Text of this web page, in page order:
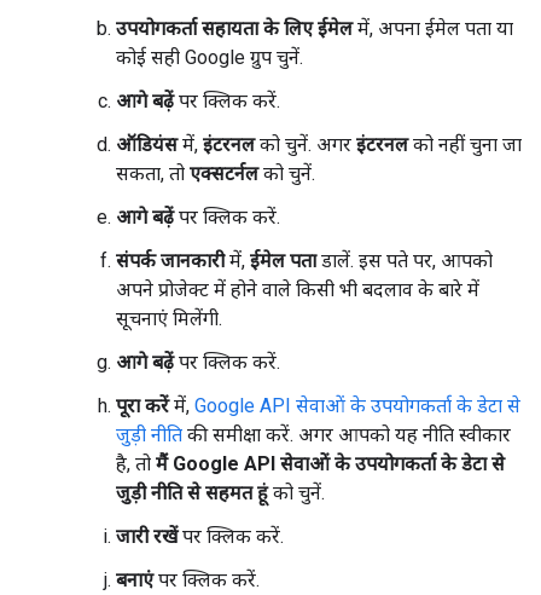
उपयोगकर्ता सहायता के लिए ईमेलमें, अपना ईमेल पता या
कोई सही Google ग्रुप चुनें.
आगे बढ़ेंपर क्लिक करें.
ऑडियंसमें, इंटरनलको चुनें. अगर इंटरनलको नहीं चुना जा
सकता, तो एक्सटर्नलको चुनें.
आगे बढ़ेंपर क्लिक करें.
संपर्क जानकारीमें, ईमेल पताडालें. इस पते पर, आपको
अपने प्रोजेक्ट में होने वाले किसी भी बदलाव के बारे में
सूचनाएं मिलेंगी.
आगे बढ़ेंपर क्लिक करें.
पूरा करेंमें, Google API सेवाओं के उपयोगकर्ता के डेटा से
जुड़ी नीति की समीक्षा करें. अगर आपको यह नीति स्वीकार
है, तो मैं Google API सेवाओं के उपयोगकर्ता के डेटा से
जुड़ी नीति से सहमत हूंको चुनें.
जारी रखेंपर क्लिक करें.
बनाएंपर क्लिक करें.